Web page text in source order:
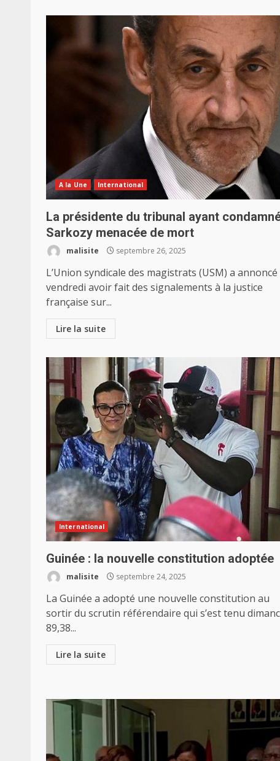
A la Une International
La présidente du tribunal ayant
Sarkozy menacée de mort
malisite septembre 26, 2025
L’Union syndicale des magistrats (USM) a annoncé
vendredi avoir fait des signalements à la justice
française sur...
Lire la suite
International
Guinée : la nouvelle constitution adoptée
malisite septembre 24, 2025
La Guinée a adopté une nouvelle constitution au
sortir du scrutin référendaire qui s’est tenu
89,38...
Lire la suite